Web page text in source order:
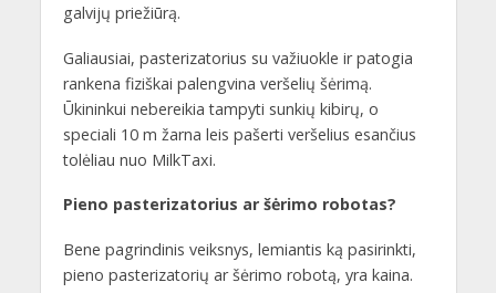
galvijų priežiūrą.
Galiausiai, pasterizatorius su važiuokle ir patogia
rankena fiziškai palengvina veršelių šėrimą.
Ūkininkui nebereikia tampyti sunkių kibirų, o
speciali 10 m žarna leis pašerti veršelius esančius
tolėliau nuo MilkTaxi.
Pieno pasterizatorius ar šėrimo robotas?
Bene pagrindinis veiksnys, lemiantis ką pasirinkti,
pieno pasterizatorių ar šėrimo robotą, yra kaina.